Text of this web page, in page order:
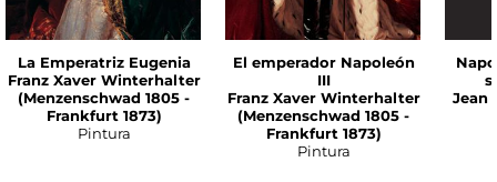
La Emperatriz Eugenia
Franz Xaver Winterhalter
(Menzenschwad 1805 -
Frankfurt 1873)
Pintura
El emperador Napoleón
III
Franz Xaver Winterhalter
(Menzenschwad 1805 -
Frankfurt 1873)
Pintura
Jean